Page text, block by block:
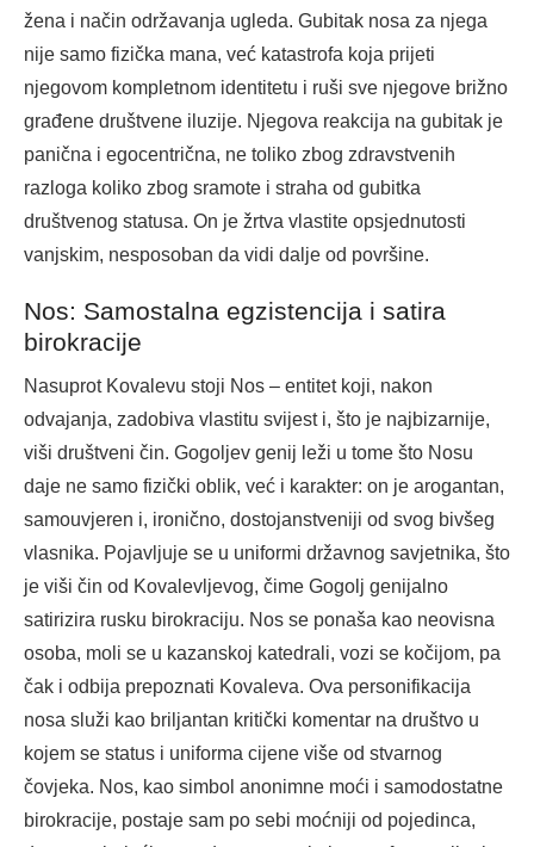
žena i način održavanja ugleda. Gubitak nosa za njega
nije samo fizička mana, već katastrofa koja prijeti
njegovom kompletnom identitetu i ruši sve njegove brižno
građene društvene iluzije. Njegova reakcija na gubitak je
panična i egocentrična, ne toliko zbog zdravstvenih
razloga koliko zbog sramote i straha od gubitka
društvenog statusa. On je žrtva vlastite opsjednutosti
vanjskim, nesposoban da vidi dalje od površine.
Nos: Samostalna egzistencija i satira
birokracije
Nasuprot Kovalevu stoji Nos – entitet koji, nakon
odvajanja, zadobiva vlastitu svijest i, što je najbizarnije,
viši društveni čin. Gogoljev genij leži u tome što Nosu
daje ne samo fizički oblik, već i karakter: on je arogantan,
samouvjeren i, ironično, dostojanstveniji od svog bivšeg
vlasnika. Pojavljuje se u uniformi državnog savjetnika, što
je viši čin od Kovalevljevog, čime Gogolj genijalno
satirizira rusku birokraciju. Nos se ponaša kao neovisna
osoba, moli se u kazanskoj katedrali, vozi se kočijom, pa
čak i odbija prepoznati Kovaleva. Ova personifikacija
nosa služi kao briljantan kritički komentar na društvo u
kojem se status i uniforma cijene više od stvarnog
čovjeka. Nos, kao simbol anonimne moći i samodostatne
birokracije, postaje sam po sebi moćniji od pojedinca,